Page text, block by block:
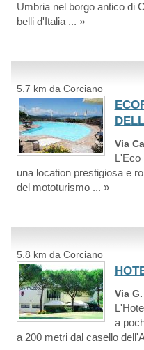
Umbria nel borgo antico di
belli d'Italia ... »
5.7 km da Corciano
Via
L'Eco
una location prestigiosa e
del mototurismo ... »
5.8 km da Corciano
Via
a
a 200 metri dal casello